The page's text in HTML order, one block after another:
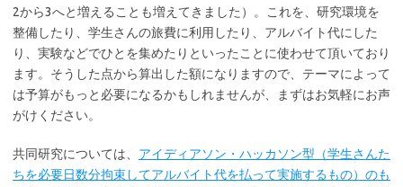
2から3へと増えることも増えてきました）。これを、研究環境を
整備したり、学生さんの旅費に利用したり、アルバイト代にした
り、実験などでひとを集めたりといったことに使わせて頂いており
ます。そうした点から算出した額になりますので、テーマによって
は予算がもっと必要になるかもしれませんが、まずはお気軽にお声
がけください。
共同研究については、 アイディアソン・ハッカソン型（学生さんた
ちを必要日数分拘束してアルバイト代を払って実施するもの）のも